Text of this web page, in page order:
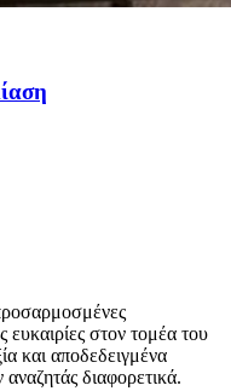
ευκαιρίες στον τομέα του
και αποδεδειγμένα
διαφορετικά.